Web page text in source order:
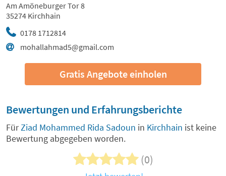
0178 1712814
mohallahmad5@gmail.com
Am Amöneburger Tor 8
35274 Kirchhain
Gratis Angebote einholen
Bewertungen und Erfahrungsberichte
FürZiad Mohammed Rida Sadoun in Kirchhain ist keine
Bewertung abgegeben worden.
(0)